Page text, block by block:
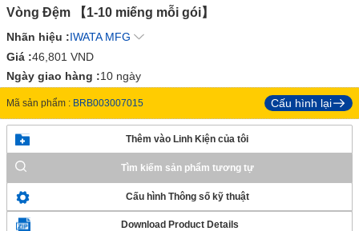
Vòng Đệm 【1-10 miếng mỗi gói】
Nhãn hiệu :IWATA MFG
Giá :46,801 VND
Ngày giao hàng :10 ngày
Mã sản phẩm : BRB003007015 Cấu hình lại
Thêm vào Linh Kiện của tôi
Tìm kiếm sản phẩm tương tự
Cấu hình Thông số kỹ thuật
Download Product Details